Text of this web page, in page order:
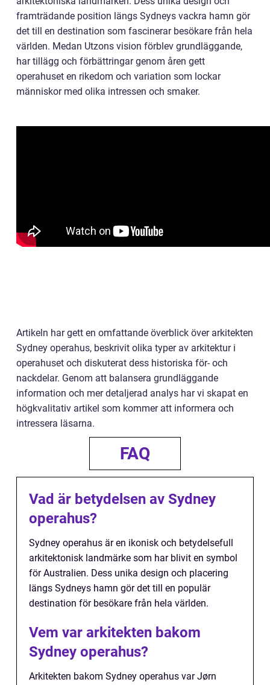
framträdande position längs Sydneys vackra hamn gör
det till en destination som fascinerar besökare från hela
världen. Medan Utzons vision förblev grundläggande,
har tillägg och förbättringar genom åren gett
operahuset en rikedom och variation som lockar
människor med olika intressen och smaker.
Artikeln har gett en omfattande överblick över arkitekten
Sydney operahus, beskrivit olika typer av arkitektur i
operahuset och diskuterat dess historiska för- och
nackdelar. Genom att balansera grundläggande
information och mer detaljerad analys har vi skapat en
högkvalitativ artikel som kommer att informera och
intressera läsarna.
FAQ
Vad är betydelsen av Sydney
operahus?
Sydney operahus är en ikonisk och betydelsefull
arkitektonisk landmärke som har blivit en symbol
för Australien. Dess unika design och placering
längs Sydneys hamn gör det till en populär
destination för besökare från hela världen.
Vem var arkitekten bakom
Sydney operahus?
Arkitekten bakom Sydney operahus var Jørn